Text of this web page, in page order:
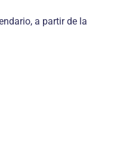
a partir de la